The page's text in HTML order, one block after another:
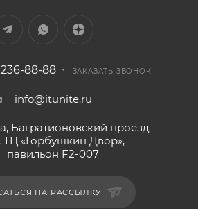
88-88 ЗАКАЗАТЬ ЗВОНОК
info@itunite.ru
Багратионовский проезд
ТЦ «Горбушкин Двор»,
павильон F2-007
НА РАССЫЛКУ